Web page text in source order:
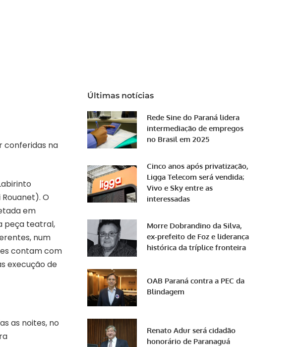
conferidas na
O
em
peça teatral,
num
contam com
execução de
as noites, no
Últimas notícias
Rede Sine do Paraná lidera
intermediação de empregos
no Brasil em 2025
Cinco anos após privatização,
Ligga Telecom será vendida;
Vivo e Sky entre as
interessadas
Morre Dobrandino da Silva,
ex-prefeito de Foz e liderança
histórica da tríplice fronteira
OAB Paraná contra a PEC da
Blindagem
Renato Adur será cidadão
honorário de Paranaguá